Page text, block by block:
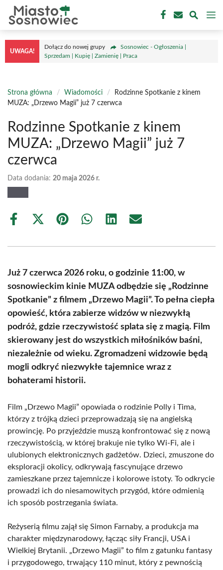
Przejdź
treści
UWAGA!
Dołącz do nowej grupy
Sosnowiec - Ogłoszenia |
Sprzedam | Kupię | Zamienię | Praca
Strona główna / Wiadomości /
Rodzinne Spotkanie z kinem
MUZA: „Drzewo Magii” już 7 czerwca
Rodzinne Spotkanie z kinem
MUZA: „Drzewo Magii” już 7
czerwca
Data dodania: 20 maja 2026 r.
Share
Share
(Twitter)
Share Share Share Share
Już 7 czerwca 2026 roku, o godzinie 11:00, w
sosnowieckim kinie MUZA odbędzie się „Rodzinne
Spotkanie” z filmem „Drzewo Magii”. To pełna ciepła
opowieść, która zabierze widzów w niezwykłą
podróż, gdzie rzeczywistość splata się z magią. Film
skierowany jest do wszystkich miłośników baśni,
niezależnie od wieku. Zgromadzeni widzowie będą
mogli odkryć niezwykłe tajemnice wraz z
bohaterami historii.
Film „Drzewo Magii” opowiada o rodzinie Polly i Tima,
którzy z trójką dzieci przeprowadzają się na angielską
prowincję. Po przyjeździe muszą konfrontować się z nową
rzeczywistością, w której brakuje nie tylko Wi-Fi, ale i
ulubionych elektronicznych gadżetów. Dzieci, zmuszone do
eksploracji okolicy, odkrywają fascynujące drzewo
zamieszkane przez tajemnicze i kolorowe istoty. To odkrycie
prowadzi ich do niesamowitych przygód, które odmienią
ich sposób postrzegania świata.
Reżyserią filmu zajął się Simon Farnaby, a produkcja ma
charakter międzynarodowy, łącząc siły Francji, USA i
Wielkiej Brytanii. „Drzewo Magii” to film z gatunku fantasy
i przygodowego, trwający 110 minut, który z pewnością